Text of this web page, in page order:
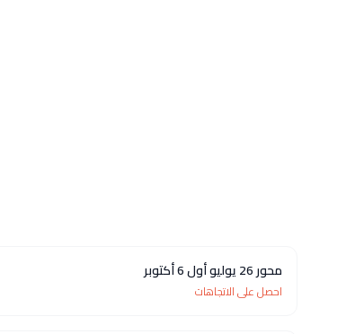
محور 26 يوليو أول 6 أكتوبر
احصل على الاتجاهات